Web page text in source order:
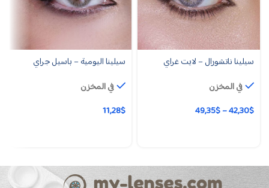
سيلينا ناتشورال – لايت غراي
في المخزن
42,30$
–
49,35$
سيلينا اليومية – باسيل جراي
في المخزن
11,28$